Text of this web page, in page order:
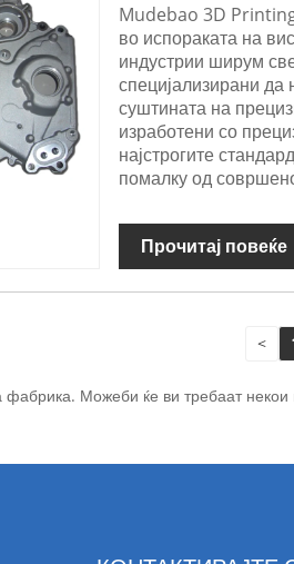
Mudebao 3D
во испораката на
индустрии ширум
специјализирани да
суштината на
изработени со
најстрогите
помалку од
Прочитај повеќе
<
Можеби ќе ви требаат некои